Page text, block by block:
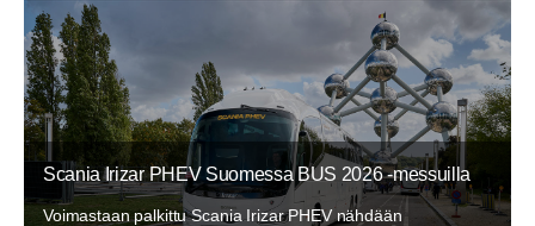
Scania Irizar PHEV Suomessa BUS 2026 -messuilla
Voimastaan palkittu Scania Irizar PHEV nähdään